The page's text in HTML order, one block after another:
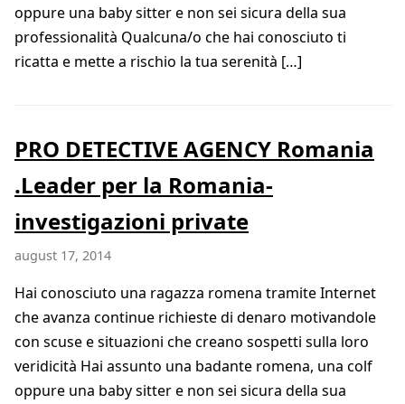
oppure una baby sitter e non sei sicura della sua
professionalità Qualcuna/o che hai conosciuto ti
ricatta e mette a rischio la tua serenità […]
PRO DETECTIVE AGENCY Romania
.Leader per la Romania-
investigazioni private
august 17, 2014
Hai conosciuto una ragazza romena tramite Internet
che avanza continue richieste di denaro motivandole
con scuse e situazioni che creano sospetti sulla loro
veridicità Hai assunto una badante romena, una colf
oppure una baby sitter e non sei sicura della sua